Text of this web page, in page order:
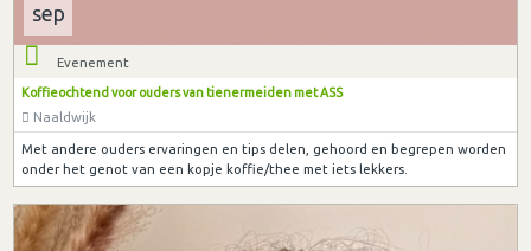
sep
Evenement
Koffieochtend voor ouders van tienermeiden met ASS
Naaldwijk
Met andere ouders ervaringen en tips delen, gehoord en begrepen worden
onder het genot van een kopje koffie/thee met iets lekkers.